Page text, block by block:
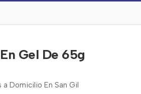
Gel De 65g
Domicilio En San Gil